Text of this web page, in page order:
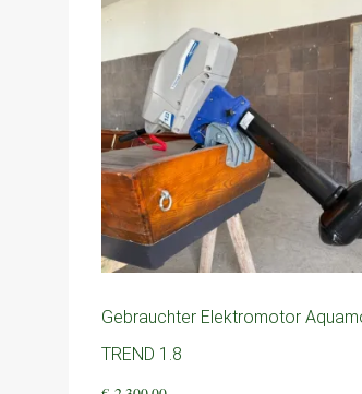
Gebrauchter Elektromotor
TREND 1.8